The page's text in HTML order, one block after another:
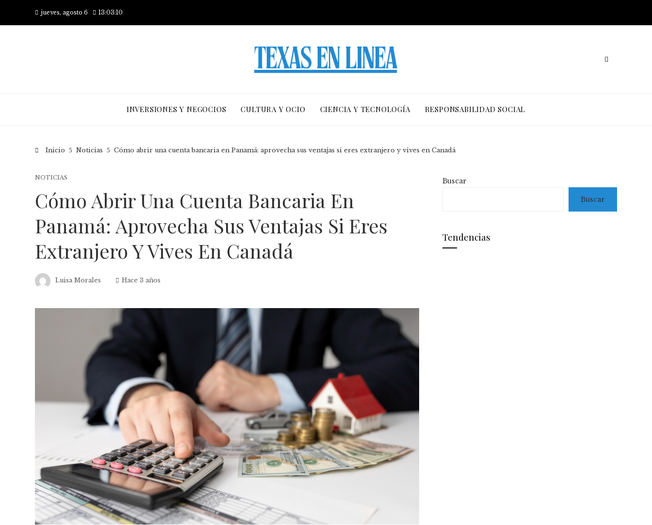
jueves, agosto 6 13:03:11
INVERSIONES Y NEGOCIOS CULTURA Y OCIO CIENCIA Y TECNOLOGÍA RESPONSABILIDAD SOCIAL
Inicio Noticias Cómo abrir una cuenta bancaria en Panamá: aprovecha sus ventajas si eres extranjero y vives en Canadá
NOTICIAS
Cómo Abrir Una Cuenta Bancaria En
Panamá: Aprovecha Sus Ventajas Si Eres
Extranjero Y Vives En Canadá
Luisa Morales Hace 3 años
Buscar
Buscar
Tendencias